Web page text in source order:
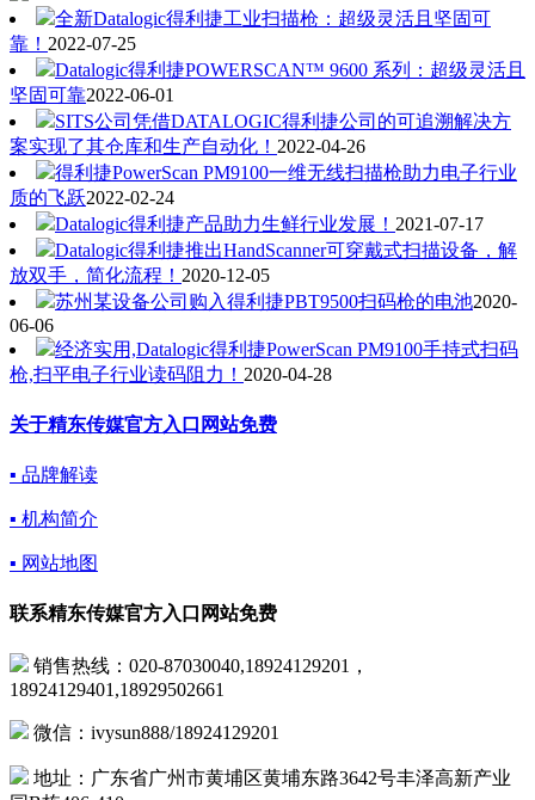
全新Datalogic得利捷工业扫描枪：超级灵活且坚固可
靠！ 2022-07-25
Datalogic得利捷POWERSCAN™ 9600 系列：超级灵活且
坚固可靠2022-06-01
SITS公司凭借DATALOGIC得利捷公司的可追溯解决方
案实现了其仓库和生产自动化！ 2022-04-26
得利捷PowerScan PM9100一维无线扫描枪助力电子行业
质的飞跃2022-02-24
Datalogic得利捷产品助力生鲜行业发展！ 2021-07-17
Datalogic得利捷推出HandScanner可穿戴式扫描设备，解
放双手，简化流程！ 2020-12-05
苏州某设备公司购入得利捷PBT9500扫码枪的电池2020-
06-06
经济实用,Datalogic得利捷PowerScan PM9100手持式扫码
枪,扫平电子行业读码阻力！ 2020-04-28
关于精东传媒官方入口网站免费
▪ 品牌解读
▪ 机构简介
▪ 网站地图
联系精东传媒官方入口网站免费
销售热线：020-87030040,18924129201，
18924129401,18929502661
微信：ivysun888/18924129201
地址：广东省广州市黄埔区黄埔东路3642号丰泽高新产业